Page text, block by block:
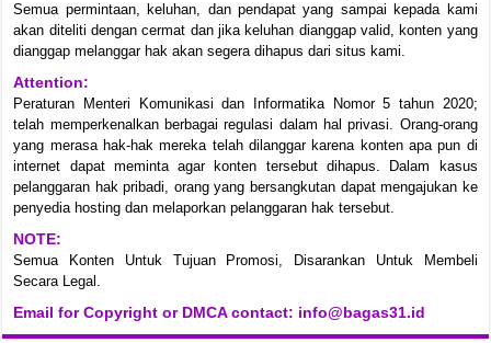
Semua permintaan, keluhan, dan pendapat yang sampai kepada kami
akan diteliti dengan cermat dan jika keluhan dianggap valid, konten yang
dianggap melanggar hak akan segera dihapus dari situs kami.
Attention:
Peraturan Menteri Komunikasi dan Informatika Nomor 5 tahun 2020;
telah memperkenalkan berbagai regulasi dalam hal privasi. Orang-orang
yang merasa hak-hak mereka telah dilanggar karena konten apa pun di
internet dapat meminta agar konten tersebut dihapus. Dalam kasus
pelanggaran hak pribadi, orang yang bersangkutan dapat mengajukan ke
penyedia hosting dan melaporkan pelanggaran hak tersebut.
NOTE:
Semua Konten Untuk Tujuan Promosi, Disarankan Untuk Membeli
Secara Legal.
Email for Copyright or DMCA contact: info@bagas31.id